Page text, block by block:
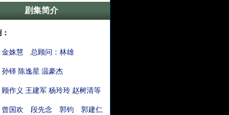
剧集简介
姝慧 总顾问：林雄
铎 陈逸星 温豪杰
顾作义 王建军 杨玲玲 赵树清等
曾国欢 段先念 郭钧 郭建仁